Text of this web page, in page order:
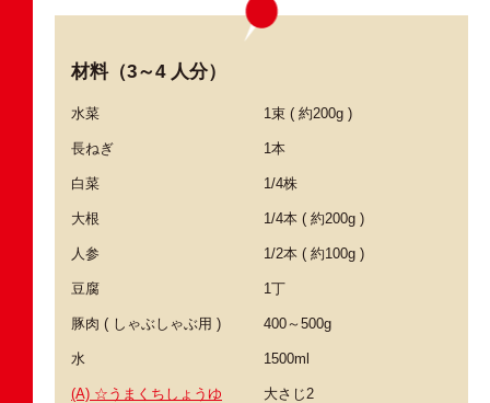
材料（3～4 人分）
水菜 1束 ( 約200g )
長ねぎ 1本
白菜 1/4株
大根 1/4本 ( 約200g )
人参 1/2本 ( 約100g )
豆腐 1丁
豚肉 ( しゃぶしゃぶ用 ) 400～500g
水 1500ml
(A) ☆うまくちしょうゆ 大さじ2